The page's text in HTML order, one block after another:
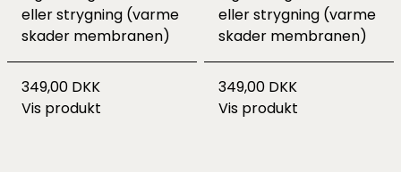
eller strygning (varme
skader membranen)
349,00 DKK
Vis produkt
eller strygning (varme
skader membranen)
349,00 DKK
Vis produkt